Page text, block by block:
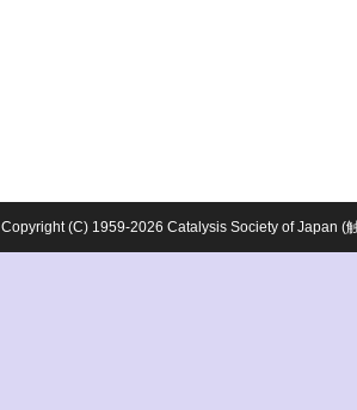
Copyright (C) 1959-2026 Catalysis Society of Japan (